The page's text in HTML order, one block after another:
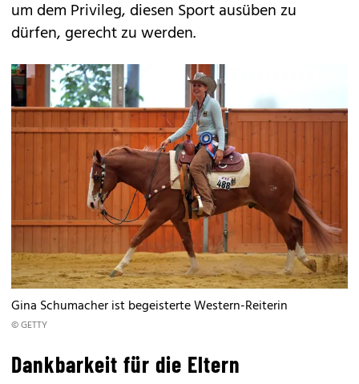
um dem Privileg, diesen Sport ausüben zu
dürfen, gerecht zu werden.
Gina Schumacher ist begeisterte Western-Reiterin
© GETTY
Dankbarkeit für die Eltern